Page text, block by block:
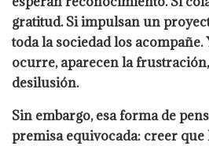
gratitud. Si impulsan un
toda la sociedad los acompañe.
ocurre, aparecen la
desilusión.
Sin embargo, esa forma de
premisa equivocada: creer que